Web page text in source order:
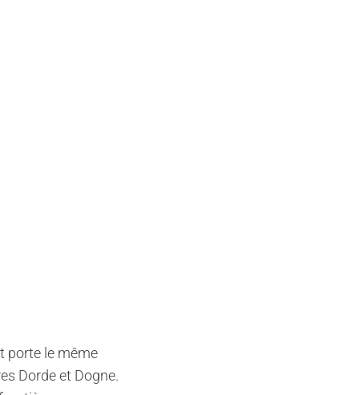
porte le même
Dorde et Dogne.